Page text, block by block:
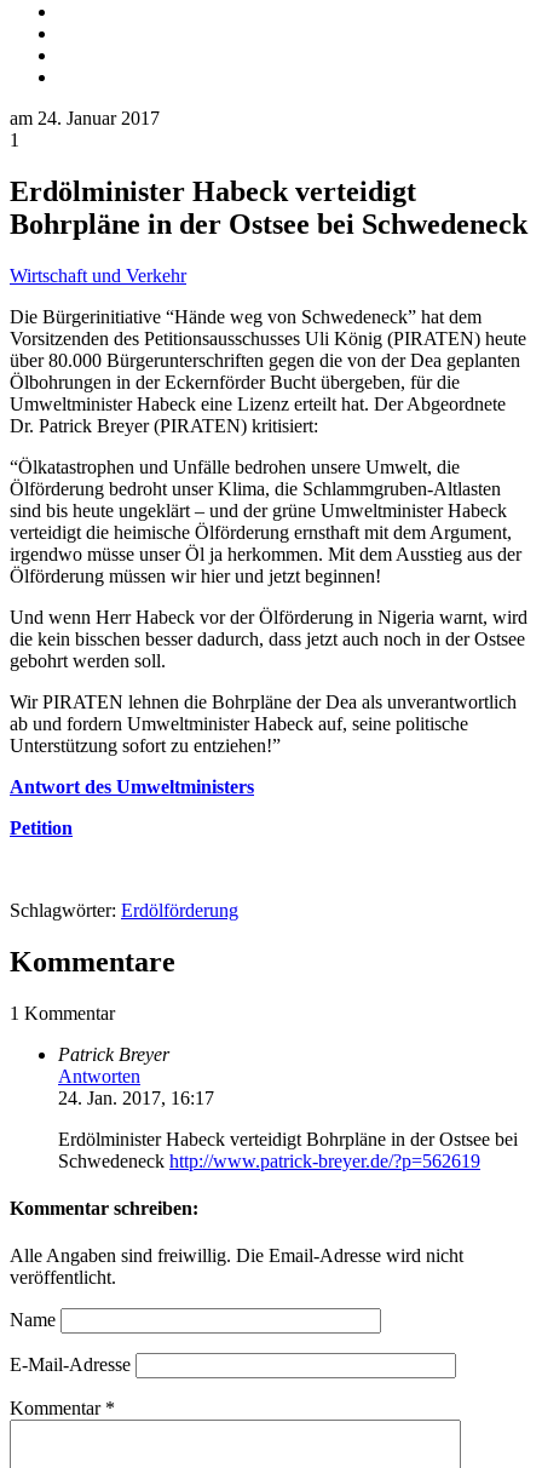
am 24. Januar 2017
1
Erdölminister Habeck verteidigt
Bohrpläne in der Ostsee bei Schwedeneck
Wirtschaft und Verkehr
Die Bürgerinitiative “Hände weg von Schwedeneck” hat dem
Vorsitzenden des Petitionsausschusses Uli König (PIRATEN) heute
über 80.000 Bürgerunterschriften gegen die von der Dea geplanten
Ölbohrungen in der Eckernförder Bucht übergeben, für die
Umweltminister Habeck eine Lizenz erteilt hat. Der Abgeordnete
Dr. Patrick Breyer (PIRATEN) kritisiert:
“Ölkatastrophen und Unfälle bedrohen unsere Umwelt, die
Ölförderung bedroht unser Klima, die Schlammgruben-Altlasten
sind bis heute ungeklärt – und der grüne Umweltminister Habeck
verteidigt die heimische Ölförderung ernsthaft mit dem Argument,
irgendwo müsse unser Öl ja herkommen. Mit dem Ausstieg aus der
Ölförderung müssen wir hier und jetzt beginnen!
Und wenn Herr Habeck vor der Ölförderung in Nigeria warnt, wird
die kein bisschen besser dadurch, dass jetzt auch noch in der Ostsee
gebohrt werden soll.
Wir PIRATEN lehnen die Bohrpläne der Dea als unverantwortlich
ab und fordern Umweltminister Habeck auf, seine politische
Unterstützung sofort zu entziehen!”
Antwort des Umweltministers
Petition
Schlagwörter: Erdölförderung
Kommentare
1 Kommentar
Patrick Breyer
Antworten
24. Jan. 2017, 16:17
Erdölminister Habeck verteidigt Bohrpläne in der Ostsee bei
Schwedeneck http://www.patrick-breyer.de/?p=562619
Kommentar schreiben:
Alle Angaben sind freiwillig. Die Email-Adresse wird nicht
veröffentlicht.
Name
E-Mail-Adresse
Kommentar *